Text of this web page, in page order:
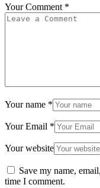
Your Comment *
Your name *
Your Email *
Your website
Save my name,
time I comment.